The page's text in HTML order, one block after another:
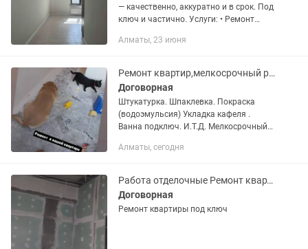
— качественно, аккуратно и в срок. Под
ключ и частично. Услуги: • Ремонт
работы • Малярные работы •
Алматы, 23 июня
Ремонт квартир,мелкосрочный ремонт .отделочные работы. Муж на час. ДОРОГО
Договорная
Штукатурка. Шпаклевка. Покраска
(водоэмульсия) Укладка кафеля .
Ванна подключ. И.Т.Д. Мелкосрочный
Алматы, сегодня
Работа отделочные Ремонт квартиры
Договорная
Ремонт квартиры под ключ